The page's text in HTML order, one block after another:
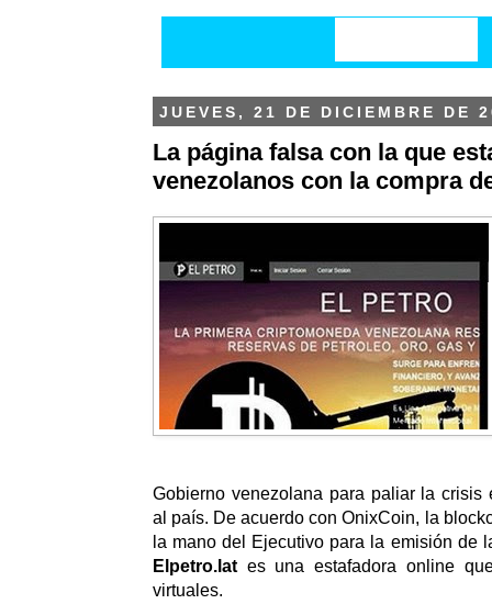
JUEVES, 21 DE DICIEMBRE DE
La página falsa con la que
venezolanos con la compra
Gobierno venezolana para paliar la crisis
al país. De acuerdo con OnixCoin, la
la mano del Ejecutivo para la emisión de
Elpetro.lat es una estafadora online
virtuales.